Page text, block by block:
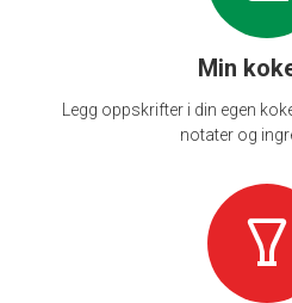
Min
Legg oppskrifter i din egen
notater og